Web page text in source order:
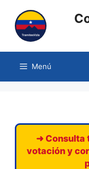
contenido
Menú
➜ Consulta
votación y